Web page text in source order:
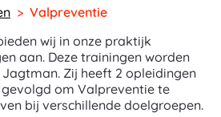
Valpreventie
wij in onze praktijk
aan. Deze trainingen worden
Zij heeft 2 opleidingen
om Valpreventie te
bij verschillende doelgroepen.